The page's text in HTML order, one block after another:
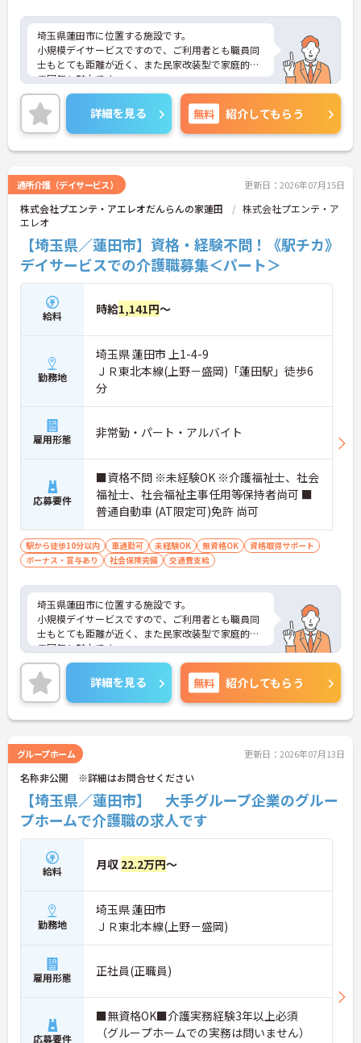
埼玉県蓮田市に位置する施設です。
小規模デイサービスですので、ご利用者とも職員同
士もとても距離が近く、また民家改装型で家庭的な
雰囲気も魅力です。
ご興味ある方には、面接対策ポイントなど、さらに
詳細をお話しいたしますのでお気軽にご相談くださ
い！
詳細を見る 無料 紹介してもらう
通所介護（デイサービス） 更新日：2026年07月15日
株式会社プエンテ・アエレオだんらんの家蓮田
株式会社プエンテ・ア
エレオ
【埼玉県／蓮田市】資格・経験不問！《駅チカ》
デイサービスでの介護職募集＜パート＞
給料 時給1,141円～
勤務地
埼玉県 蓮田市 上1-4-9
ＪＲ東北本線(上野－盛岡)「蓮田駅」徒歩6
分
雇用形態 非常勤・パート・アルバイト
応募要件
■資格不問 ※未経験OK ※介護福祉士、社会
福祉士、社会福祉主事任用等保持者尚可 ■
普通自動車 (AT限定可)免許 尚可
駅から徒歩10分以内 車通勤可 未経験OK 無資格OK
資格取得サポート
ボーナス・賞与あり
社会保険完備 交通費支給
埼玉県蓮田市に位置する施設です。
小規模デイサービスですので、ご利用者とも職員同
士もとても距離が近く、また民家改装型で家庭的な
雰囲気も魅力です。
ご興味ある方には、面接対策ポイントなど、さらに
詳細をお話しいたしますのでお気軽にご相談くださ
い！
詳細を見る 無料 紹介してもらう
グループホーム 更新日：2026年07月13日
名称非公開 ※詳細はお問合せください
【埼玉県／蓮田市】 大手グループ企業のグルー
プホームで介護職の求人です
給料 月収 22.2万円～
勤務地
埼玉県 蓮田市
ＪＲ東北本線(上野－盛岡)
雇用形態 正社員(正職員)
応募要件
■無資格OK■介護実務経験3年以上必須
（グループホームでの実務は問いません）